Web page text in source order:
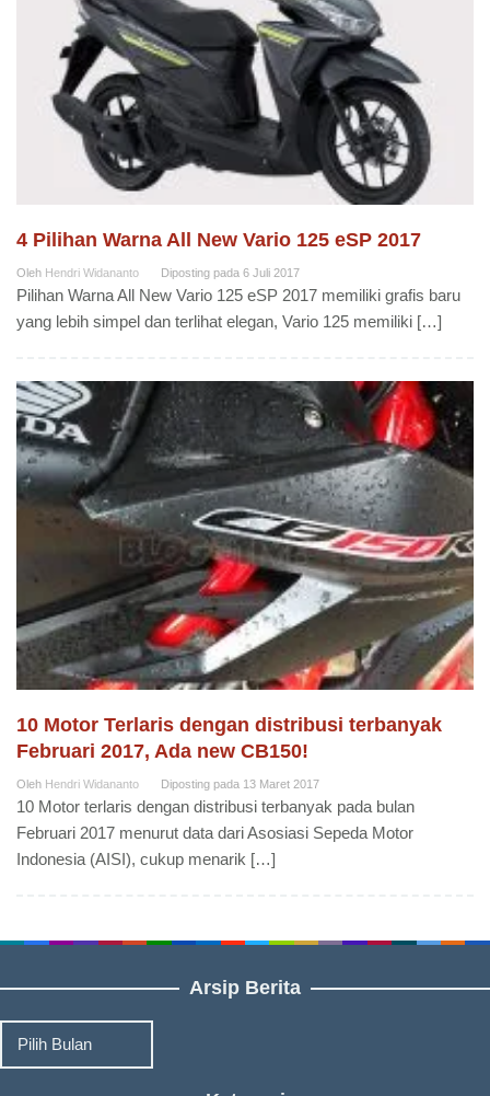
4 Pilihan Warna All New Vario 125 eSP 2017
Oleh Hendri Widananto Diposting pada 6 Juli 2017
Pilihan Warna All New Vario 125 eSP 2017 memiliki grafis baru
yang lebih simpel dan terlihat elegan, Vario 125 memiliki […]
10 Motor Terlaris dengan distribusi terbanyak
Februari 2017, Ada new CB150!
Oleh Hendri Widananto Diposting pada 13 Maret 2017
10 Motor terlaris dengan distribusi terbanyak pada bulan
Februari 2017 menurut data dari Asosiasi Sepeda Motor
Indonesia (AISI), cukup menarik […]
Arsip Berita